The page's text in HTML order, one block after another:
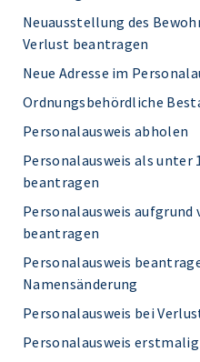
Neuausstellung des
Verlust beantragen
Neue Adresse im
Ordnungsbehördliche
Personalausweis abholen
Personalausweis als unter
beantragen
Personalausweis
beantragen
Personalausweis
Namensänderung
Personalausweis bei
Personalausweis